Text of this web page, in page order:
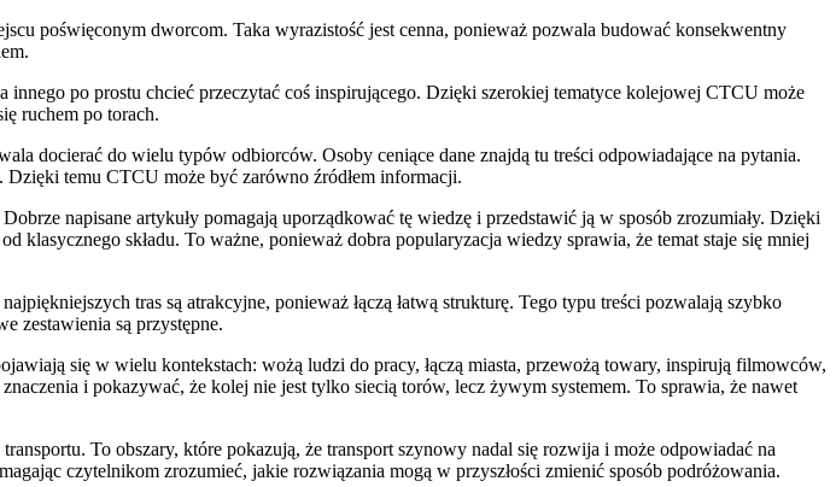
poświęconym dworcom. Taka wyrazistość jest cenna, ponieważ pozwala budować konsekwentny
po prostu chcieć przeczytać coś inspirującego. Dzięki szerokiej tematyce kolejowej CTCU może
ruchem po torach.
docierać do wielu typów odbiorców. Osoby ceniące dane znajdą tu treści odpowiadające na pytania.
temu CTCU może być zarówno źródłem informacji.
napisane artykuły pomagają uporządkować tę wiedzę i przedstawić ją w sposób zrozumiały. Dzięki
klasycznego składu. To ważne, ponieważ dobra popularyzacja wiedzy sprawia, że temat staje się mniej
tras są atrakcyjne, ponieważ łączą łatwą strukturę. Tego typu treści pozwalają szybko
zestawienia są przystępne.
się w wielu kontekstach: wożą ludzi do pracy, łączą miasta, przewożą towary, inspirują filmowców,
i pokazywać, że kolej nie jest tylko siecią torów, lecz żywym systemem. To sprawia, że nawet
To obszary, które pokazują, że transport szynowy nadal się rozwija i może odpowiadać na
czytelnikom zrozumieć, jakie rozwiązania mogą w przyszłości zmienić sposób podróżowania.